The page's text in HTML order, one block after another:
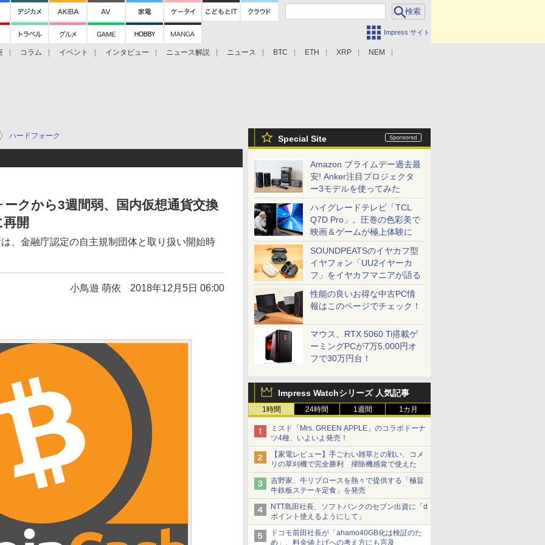
Impress サイト
コラム イベント インタビュー ニュース解説 ニュース BTC ETH XRP
NEM
Special Site
Amazon プライムデー過去最
安! Anker注目プロジェクタ
ー3モデルを使ってみた
ハイグレードテレビ「TCL
Q7D Pro」。圧巻の色彩美で
映画＆ゲームが極上体験に
SOUNDPEATSのイヤカフ型
イヤフォン「UU2イヤーカ
フ」をイヤカフマニアが語る
性能の良いお得な中古PC情
報はこのページでチェック！
マウス、RTX 5060 Ti搭載ゲ
ーミングPCが7万5,000円オ
フで30万円台！
Impress Watchシリーズ 人気記事
1時間 24時間 1週間 1カ月
ミスド「Mrs. GREEN APPLE」のコラボドーナ
ツ4種、いよいよ発売！
【家電レビュー】手ごわい雑草との戦い、コメ
リの草刈機で完全勝利 掃除機感覚で使えた
吉野家、牛リブロースを熱々で提供する「極旨
牛鉄板ステーキ定食」を発売
NTT島田社長、ソフトバンクのセブン出資に「d
ポイント使えるようにして」
ドコモ前田社長が「ahamo40GB化は検証のた
め」、料金値上げへの考え方にも言及
ハードフォーク
クから3週間弱、国内仮想通貨交換
開
、金融庁認定の自主規制団体と取り扱い開始時
小鳥遊 萌依 2018年12月5日 06:00